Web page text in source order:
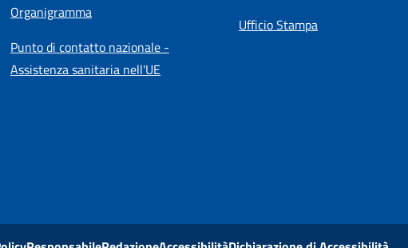
Organigramma
Punto di contatto nazionale -
Assistenza sanitaria nell'UE
Ufficio Stampa